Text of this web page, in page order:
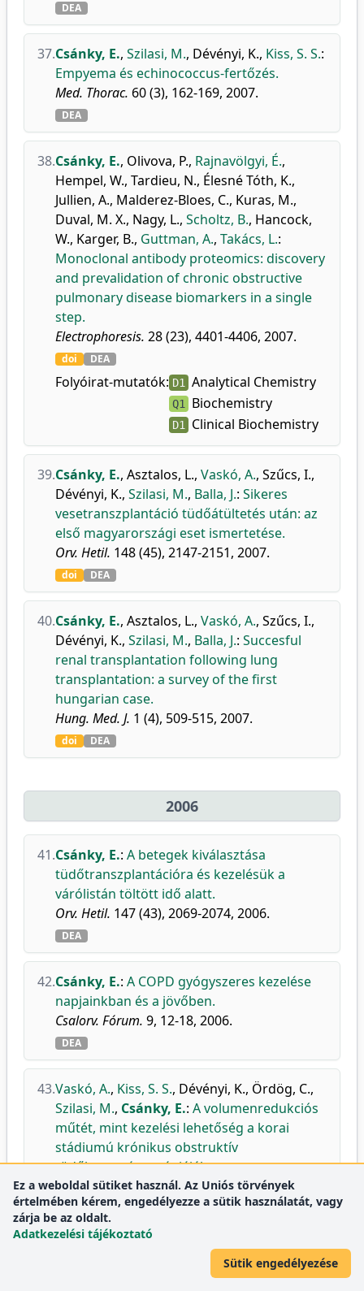
DEA
37.Csánky, E., Szilasi, M., Dévényi, K., Kiss, S. S.:
Empyema és echinococcus-fertőzés.
Med. Thorac. 60 (3), 162-169, 2007.
DEA
38.Csánky, E., Olivova, P., Rajnavölgyi, É.,
Hempel, W., Tardieu, N., Élesné Tóth, K.,
Jullien, A., Malderez-Bloes, C., Kuras, M.,
Duval, M. X., Nagy, L., Scholtz, B., Hancock,
W., Karger, B., Guttman, A., Takács, L.:
Monoclonal antibody proteomics: discovery
and prevalidation of chronic obstructive
pulmonary disease biomarkers in a single
step.
Electrophoresis. 28 (23), 4401-4406, 2007.
doi DEA
Folyóirat-mutatók: D1 Analytical Chemistry
Q1 Biochemistry
D1 Clinical Biochemistry
39.Csánky, E., Asztalos, L., Vaskó, A., Szűcs, I.,
Dévényi, K., Szilasi, M., Balla, J.: Sikeres
vesetranszplantáció tüdőátültetés után: az
első magyarországi eset ismertetése.
Orv. Hetil. 148 (45), 2147-2151, 2007.
doi DEA
40.Csánky, E., Asztalos, L., Vaskó, A., Szűcs, I.,
Dévényi, K., Szilasi, M., Balla, J.: Succesful
renal transplantation following lung
transplantation: a survey of the first
hungarian case.
Hung. Med. J. 1 (4), 509-515, 2007.
doi DEA
2006
41.Csánky, E.: A betegek kiválasztása
tüdőtranszplantációra és kezelésük a
várólistán töltött idő alatt.
Orv. Hetil. 147 (43), 2069-2074, 2006.
DEA
42.Csánky, E.: A COPD gyógyszeres kezelése
napjainkban és a jövőben.
Csalorv. Fórum. 9, 12-18, 2006.
DEA
43.Vaskó, A., Kiss, S. S., Dévényi, K., Ördög, C.,
Szilasi, M., Csánky, E.: A volumenredukciós
műtét, mint kezelési lehetőség a korai
stádiumú krónikus obstruktív
tüdőbetegség terápiájában.
Orv. Hetil.147 (43), 2091-2096, 2006.
DEA
Folyóirat-
(miscellaneous)
Ez a weboldal sütiket használ. Az Uniós törvények
értelmében kérem, engedélyezze a sütik használatát, vagy
zárja be az oldalt.
Adatkezelési tájékoztató
Sütik engedélyezése